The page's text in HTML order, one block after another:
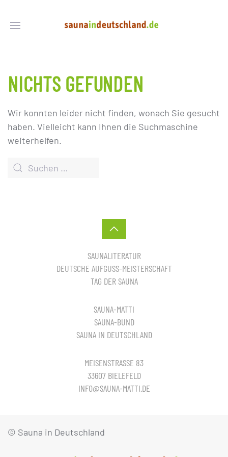
NICHTS GEFUNDEN
Wir konnten leider nicht finden, wonach Sie gesucht
haben. Vielleicht kann Ihnen die Suchmaschine
weiterhelfen.
SAUNALITERATUR
DEUTSCHE AUFGUSS-MEISTERSCHAFT
TAG DER SAUNA
SAUNA-MATTI
SAUNA-BUND
SAUNA IN DEUTSCHLAND
MEISENSTRASSE 83
33607 BIELEFELD
INFO@SAUNA-MATTI.DE
© Sauna in Deutschland